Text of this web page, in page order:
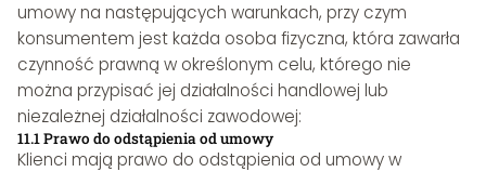
umowy na następujących warunkach, przy czym
konsumentem jest każda osoba fizyczna, która zawarła
czynność prawną w określonym celu, którego nie
można przypisać jej działalności handlowej lub
niezależnej działalności zawodowej:
11.1 Prawo do odstąpienia od umowy
Klienci mają prawo do odstąpienia od umowy w